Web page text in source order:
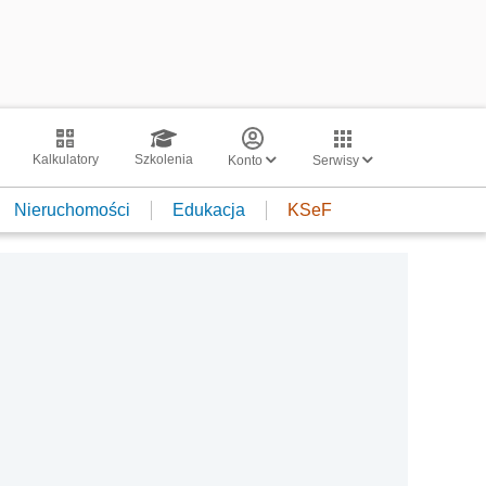
Kalkulatory Szkolenia Konto Serwisy
Nieruchomości Edukacja KSeF